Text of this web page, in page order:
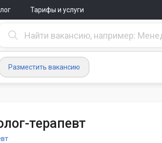
Тарифы и услуги
Разместить вакансию
терапевт